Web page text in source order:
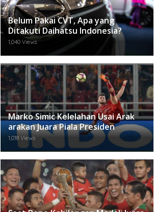
Belum Pakai CVT, Apa yang
Ditakuti Daihatsu Indonesia?
1,040 Views
Marko Simic Kelelahan Usai Arak
arakan Juara Piala Presiden
1,018 Views